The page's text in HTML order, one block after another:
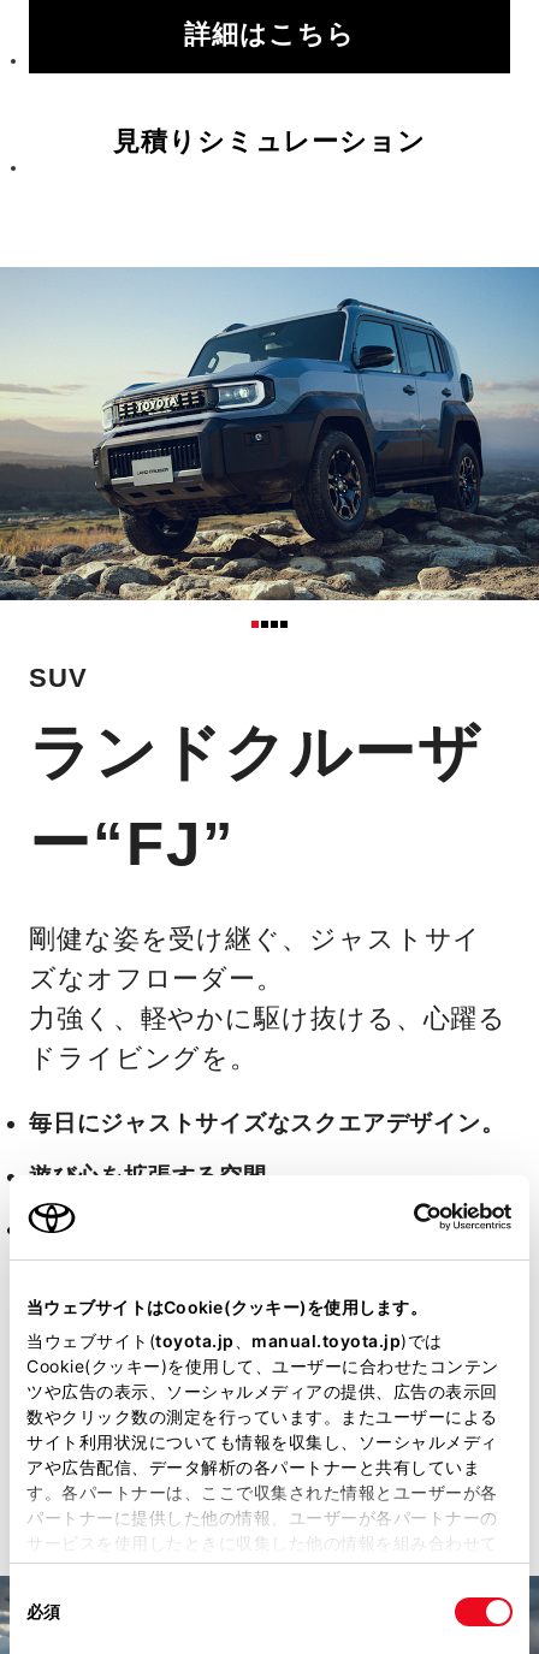
当ウェブサイトはCookie(クッキー)を使用します。
当ウェブサイト(toyota.jp manual.toyota.jp)では
Cookie(クッキー)を使用して、ユーザーに合わせたコンテン
ツや広告の表示、ソーシャルメディアの提供、広告の表示回
数やクリック数の測定を行っています。またユーザーによる
サイト利用状況についても情報を収集し、ソーシャルメディ
アや広告配信、データ解析の各パートナーと共有していま
す。各パートナーは、ここで収集された情報とユーザーが各
パートナーに提供した他の情報、ユーザーが各パートナーの
サービスを使用したときに収集した他の情報を組み合わせて
使用することがあります。当ウェブサイトの使用を続行する
意
の
必須
詳細はこちら
見積りシミュレーション
SUV
ランドクルーザ
ー“FJ”
剛健な姿を受け継ぐ、ジャストサイ
ズなオフローダー。
力強く、軽やかに駆け抜ける、心躍る
ドライビングを。
毎日にジャストサイズなスクエアデザイン。
遊び心を拡張する空間。
険しさを楽しさに変える、タフな走り。
詳細はこちら
見積りシミュレーション